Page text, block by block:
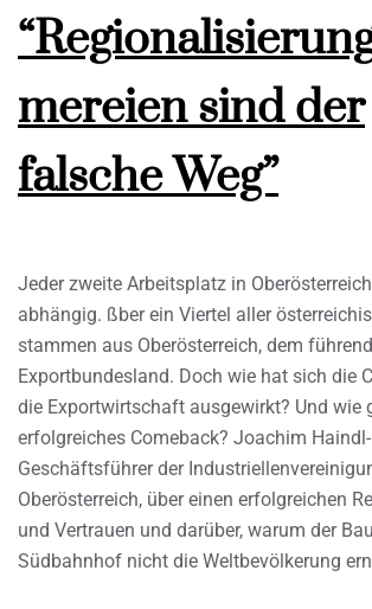
mereien sind der
falsche Weg”
Jeder zweite Arbeitsplatz in
abhängig. ßber ein Viertel aller
stammen aus Oberösterreich, dem
Exportbundesland. Doch wie hat sich die
die Exportwirtschaft ausgewirkt? Und wie
erfolgreiches Comeback? Joachim
Geschäftsführer der
Oberösterreich, über einen erfolgreichen
und Vertrauen und darüber, warum der
Südbahnhof nicht die Weltbevölkerung